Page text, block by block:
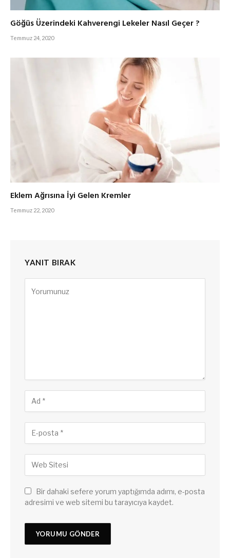
Göğüs Üzerindeki Kahverengi Lekeler Nasıl Geçer ?
Temmuz 24, 2020
Eklem Ağrısına İyi Gelen Kremler
Temmuz 22, 2020
YANIT BIRAK
Bir dahaki sefere yorum yaptığımda adımı, e-posta
adresimi ve web sitemi bu tarayıcıya kaydet.